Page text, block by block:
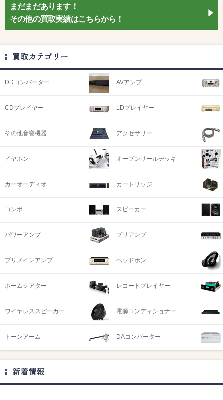
まだまだあります！
その他の買取実績はこちらから！
買取カテゴリー
DDコンバーター AVアンプ
CDプレイヤー LDプレイヤー
その他音響機器 アクセサリー
イヤホン オープンリールデッキ
カーオーディオ カートリッジ
コンポ スピーカー
パワーアンプ プリアンプ
プリメインアンプ ヘッドホン
ホームシアター レコードプレイヤー
ワイヤレススピーカー 電源コンディショナー
トーンアーム DAコンバーター
新着情報